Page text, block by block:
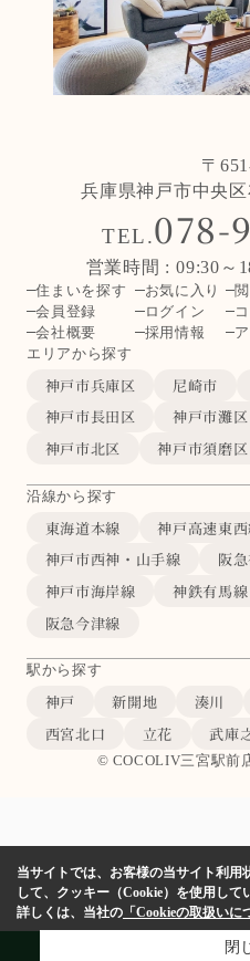
〒
兵庫県神戸市中央
TEL.078-
営業時間 : 09:30
住まいを探す お気に入り
会員登録
ログイン
会社概要
採用情報
エリアから探す
神戸市兵庫区 尼崎市
神戸市長田区
神戸市灘区
神戸市北区
神戸市須磨区
沿線から探す
東海道本線 神戸高速東
神戸市西神・山手線
阪
神戸市海岸線
神鉄有馬線
阪急今津線
駅から探す
神戸 新開地 湊川
西宮北口
立花 武庫
© COCOLIV三宮駅前
当サイトでは、お客様の当サイト利用
して、クッキー（Cookie）を使用して
詳しくは、当社の 「Cookieの取扱いに
閉